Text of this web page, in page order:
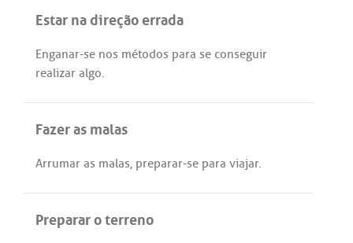
Estar na direção errada
Enganar-se nos métodos para se conseguir
realizar algo.
Fazer as malas
Arrumar as malas, preparar-se para viajar.
Preparar o terreno